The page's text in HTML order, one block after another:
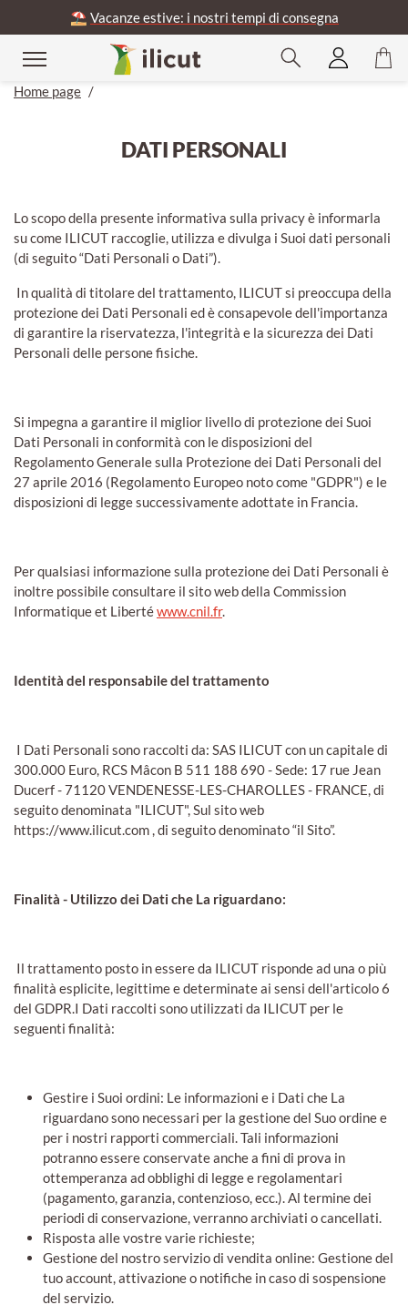
⛱️ Vacanze estive: i nostri tempi di consegna
Home page /
DATI PERSONALI
Lo scopo della presente informativa sulla privacy è informarla
su come ILICUT raccoglie, utilizza e divulga i Suoi dati personali
(di seguito “Dati Personali o Dati”).
In qualità di titolare del trattamento, ILICUT si preoccupa della
protezione dei Dati Personali ed è consapevole dell'importanza
di garantire la riservatezza, l'integrità e la sicurezza dei Dati
Personali delle persone fisiche.
Si impegna a garantire il miglior livello di protezione dei Suoi
Dati Personali in conformità con le disposizioni del
Regolamento Generale sulla Protezione dei Dati Personali del
27 aprile 2016 (Regolamento Europeo noto come "GDPR") e le
disposizioni di legge successivamente adottate in Francia.
Per qualsiasi informazione sulla protezione dei Dati Personali è
inoltre possibile consultare il sito web della Commission
Informatique et Libertéwww.cnil.fr.
Identità del responsabile del trattamento
I Dati Personali sono raccolti da: SAS ILICUT con un capitale di
300.000 Euro, RCS Mâcon B 511 188 690 - Sede: 17 rue Jean
Ducerf - 71120 VENDENESSE-LES-CHAROLLES - FRANCE, di
seguito denominata "ILICUT", Sul sito web
https://www.ilicut.com , di seguito denominato “il Sito”.
Finalità - Utilizzo dei Dati che La riguardano:
Il trattamento posto in essere da ILICUT risponde ad una o più
finalità esplicite, legittime e determinate ai sensi dell'articolo 6
del GDPR.I Dati raccolti sono utilizzati da ILICUT per le
seguenti finalità:
Gestire i Suoi ordini: Le informazioni e i Dati che La
riguardano sono necessari per la gestione del Suo ordine e
per i nostri rapporti commerciali. Tali informazioni
potranno essere conservate anche a fini di prova in
ottemperanza ad obblighi di legge e regolamentari
(pagamento, garanzia, contenzioso, ecc.). Al termine dei
periodi di conservazione, verranno archiviati o cancellati.
Risposta alle vostre varie richieste;
Gestione del nostro servizio di vendita online: Gestione del
tuo account, attivazione o notifiche in caso di sospensione
del servizio.